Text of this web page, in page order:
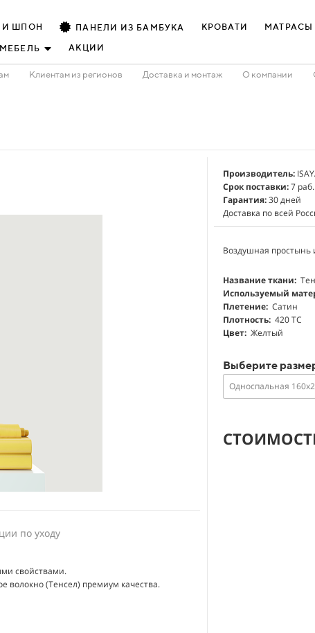
И ШПОН ПАНЕЛИ ИЗ БАМБУКА КРОВАТИ МАТРАСЫ
АКЦИИ
Клиентам из регионов Доставка и монтаж О компании
по уходу
свойствами.
волокно (Тенсел) премиум качества.
воде
цвет
Производитель:
Срок поставки:7
Гарантия:30 дней
Доставка по всей
Воздушная простынь
Название ткани:
Используемый
Плетение: Сатин
Плотность: 420 ТС
Цвет: Желтый
Выберите
Односпальная